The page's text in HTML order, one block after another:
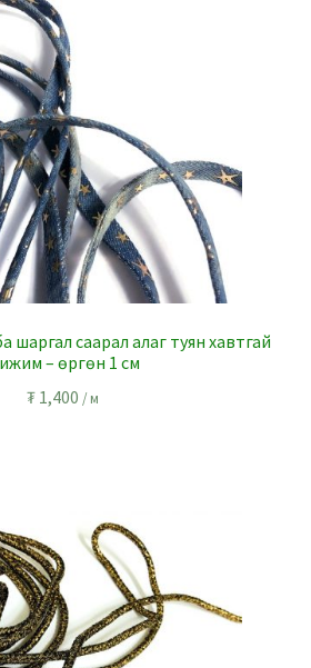
шаргал саарал алаг туян хавтгай
– өргөн 1 см
₮1,400 / м